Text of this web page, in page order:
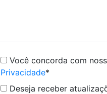
Você concorda com
Privacidade*
Deseja receber